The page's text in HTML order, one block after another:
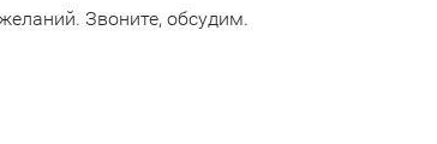
Звоните, обсудим.